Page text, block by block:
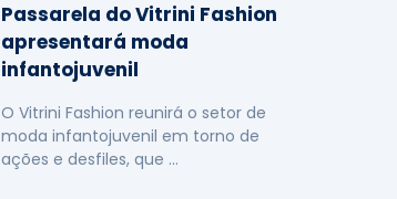
Passarela do Vitrini Fashion
apresentará moda
infantojuvenil
O Vitrini Fashion reunirá o setor de
moda infantojuvenil em torno de
ações e desfiles, que …